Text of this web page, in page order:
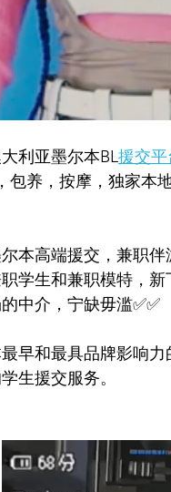
利亚墨尔本BL援交平
包养，按摩，独家本
本高端援交，兼职
学生和兼职模特，
中介，宁缺毋滥✅✅
早和最具品牌影响
生援交服务。